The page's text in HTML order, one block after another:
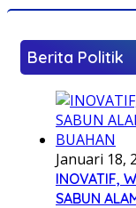
Berita Politik
Januari 18,
INOVATIF,
SABUN